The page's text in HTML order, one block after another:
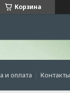
Корзина
и оплата Контакты